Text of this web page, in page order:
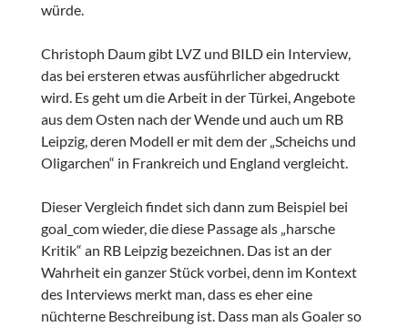
würde.
Christoph Daum gibt LVZ und BILD ein Interview,
das bei ersteren etwas ausführlicher abgedruckt
wird. Es geht um die Arbeit in der Türkei, Angebote
aus dem Osten nach der Wende und auch um RB
Leipzig, deren Modell er mit dem der „Scheichs und
Oligarchen“ in Frankreich und England vergleicht.
Dieser Vergleich findet sich dann zum Beispiel bei
goal_com wieder, die diese Passage als „harsche
Kritik“ an RB Leipzig bezeichnen. Das ist an der
Wahrheit ein ganzer Stück vorbei, denn im Kontext
des Interviews merkt man, dass es eher eine
nüchterne Beschreibung ist. Dass man als Goaler so